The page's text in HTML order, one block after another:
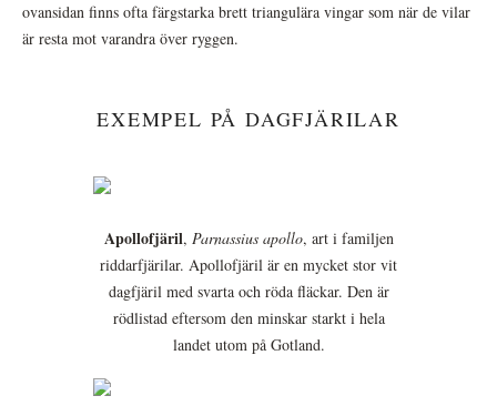
ovansidan finns ofta färgstarka brett triangulära vingar som när de vilar
är resta mot varandra över ryggen.
EXEMPEL PÅ DAGFJÄRILAR
Apollofjäril, Parnassius apollo, art i familjen
riddarfjärilar. Apollofjäril är en mycket stor vit
dagfjäril med svarta och röda fläckar. Den är
rödlistad eftersom den minskar starkt i hela
landet utom på Gotland.